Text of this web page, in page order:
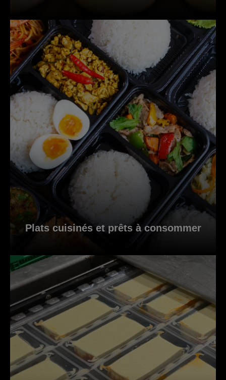
Plats cuisinés et prêts à consommer